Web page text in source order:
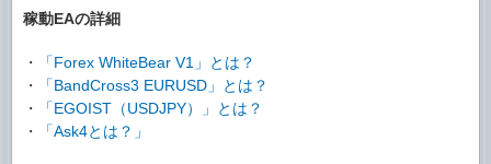
稼動EAの詳細
・
「Forex WhiteBear V1」とは？
・
「BandCross3 EURUSD」とは？
・
「EGOIST（USDJPY）」とは？
・
「Ask4とは？」